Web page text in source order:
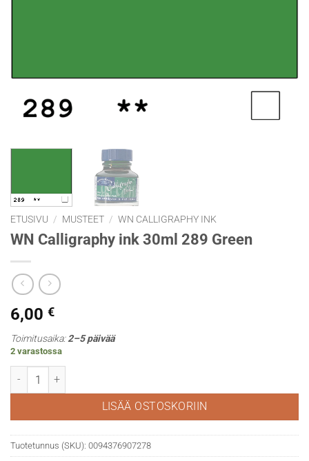
ETUSIVU / MUSTEET / WN CALLIGRAPHY INK
WN Calligraphy ink 30ml 289 Green
6,00 €
Toimitusaika:2–5 päivää
2 varastossa
WN Calligraphy ink 30ml 289 Green määrä
LISÄÄ OSTOSKORIIN
Tuotetunnus (SKU): 0094376907278